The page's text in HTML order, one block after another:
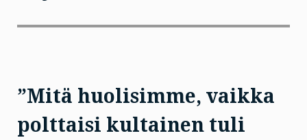
”Mitä huolisimme, vaikka
polttaisi kultainen tuli